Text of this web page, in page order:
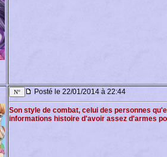
Posté le 22/01/2014 à 22:44
Son style de combat, celui des personnes
informations histoire d'avoir assez d'armes